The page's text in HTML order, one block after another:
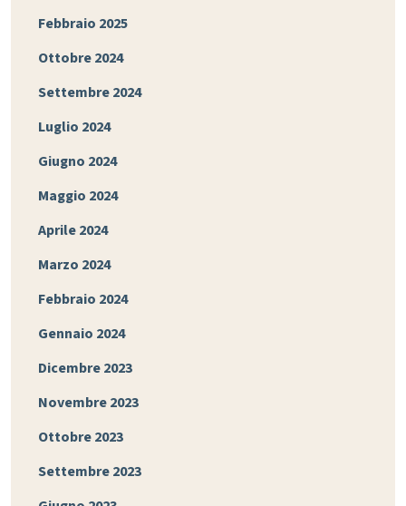
Febbraio 2025
Ottobre 2024
Settembre 2024
Luglio 2024
Giugno 2024
Maggio 2024
Aprile 2024
Marzo 2024
Febbraio 2024
Gennaio 2024
Dicembre 2023
Novembre 2023
Ottobre 2023
Settembre 2023